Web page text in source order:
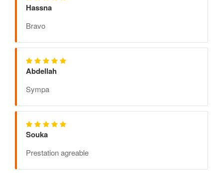
Hassna
Bravo
Abdellah
Sympa
Souka
Prestation agreable